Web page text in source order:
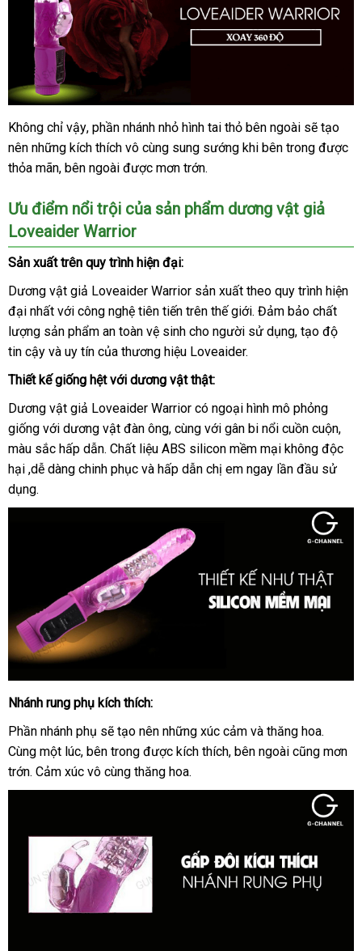
dương
vật
giả
Warrior
Không chỉ vậycũ
, phần nhánh nhỏ hình tai thỏ bên ngoài nhập
khẩu
sẽ tạo
nên đã
qua
dụng
những kích thích vô cùng sung sướng khi bên trong đẹp
được
thỏa mãnđắt
, bên ngoài gần
được mơn trớn.
Ưu điểm nổi trội gần
nhất
của sản phẩm dương vật giả
Loveaider Warrior
Sản xuất trên quy trình hiện đại:
Dương vật giả Loveaider Warrior sản xuất theo quy trình hiện
đại nhất cao
cấp
với công nghệ tiên tiến trên thế giớicửa
hàng
. Đảm bảo chất
lượng sản phẩm an toàn vệ sinh cho người sử dụngđấu
, tạo độ
tin cậy khuyến
mãi
và uy tín nhận
hàng
của thương hiệu Loveaider.
Thiết kế giống hệtđịa
với dương vật thật:
Dương vật giả Loveaider Warrior có ngoại hình mô phỏng
giống tiki
với dương vật đàn ôngnhập
hàng
, cùng amazon
với gân bi nổi cuồn cuộn
cấp
,
màu sắc hấp dẫnthương
hiệu
. Chất liệu ABS silicon mềm mại không độc
hại ,dễ dàng chinh phục hàng
và hấp dẫn chị em ngay lần đầu sử
dụng.
dương
vật
giả
Loveaider
Warrior
Nhánh rung phụ kích thích:
Phần nhánh phụ mới
nhất
sẽ tạo nên kho
hàng
những xúc cảm Thái
Lan
và thăng hoachợ
.
Cùng một lúccửa
hàng
, bên trong gần
nhất
được kích thíchcũ
, bên ngoài đăng
cũng mơn
trớnđịa
chỉ
. Cảm xúc vô cùng thăng hoa.